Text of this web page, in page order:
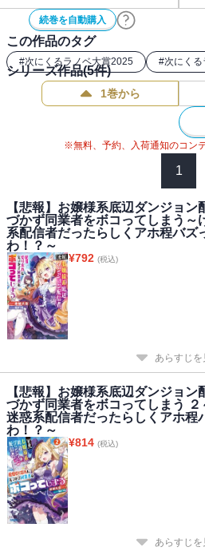
どんな実力者も命を落とす数々の“初
するのか。
友も敵もファンも野次馬も、数百万人
人類未踏破の魔境への挑戦が幕を開け
いざ、潔白なる「お優雅」へ――
大人気ダンジョン無双バズ、第４弾！
※「ガ報」付き！
※この作品は底本と同じクオリティの
挿絵イラストが収録されています。
続巻を自動購入
この作品のタグ
#次にくるラノベ大賞2025 #次にく
シリーズ作品(5件)
1巻から
※無料、予約、入荷通知のコン
1
【悲報】お嬢様系底辺ダンジョ
づかず同業者をボコってしまう～
系配信者だったらしくアホ程バズ
わ！？～
¥792 (税込)
あらすじを
【悲報】お嬢様系底辺ダンジョ
づかず同業者をボコってしまう
迷惑系配信者だったらしくアホ程
わ！？～
¥814 (税込)
あらすじを